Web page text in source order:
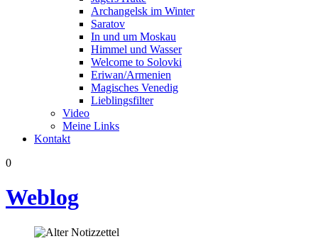
Archangelsk im Winter
Saratov
In und um Moskau
Himmel und Wasser
Welcome to Solovki
Eriwan/Armenien
Magisches Venedig
Lieblingsfilter
Video
Meine Links
Kontakt
0
Weblog